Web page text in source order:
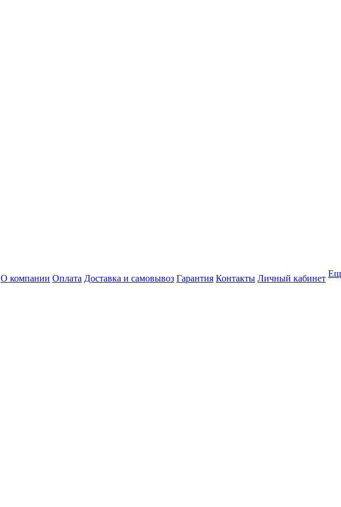
О компании Оплата Доставка и самовывоз Гарантия Контакты Личный кабинет